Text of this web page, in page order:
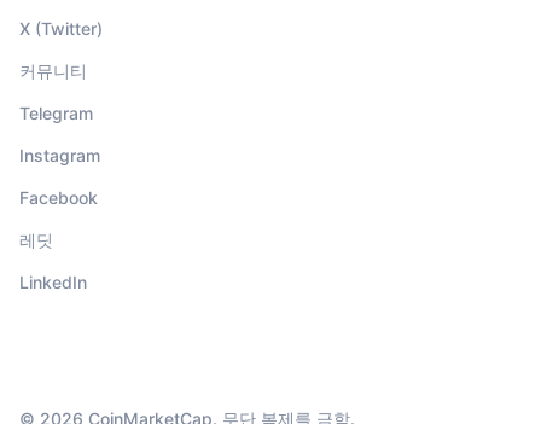
X (Twitter)
커뮤니티
Telegram
Instagram
Facebook
레딧
LinkedIn
© 2026 CoinMarketCap. 무단 복제를 금함.